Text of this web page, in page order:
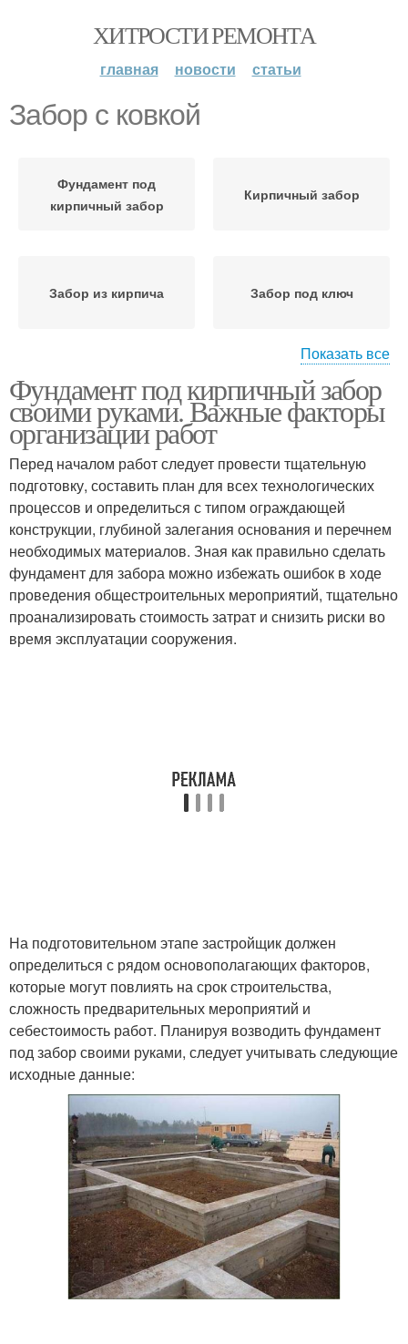
ХИТРОСТИ РЕМОНТА
главная новости статьи
Забор с ковкой
Фундамент под
кирпичный забор
Кирпичный забор
Забор из кирпича Забор под ключ
Кирпичные заборы Заборы с ковкой
Фундамент для забора
Показать все
Фундамент под кирпичный забор
своими руками. Важные факторы
организации работ
Перед началом работ следует провести тщательную
подготовку, составить план для всех технологических
процессов и определиться с типом ограждающей
конструкции, глубиной залегания основания и перечнем
необходимых материалов. Зная как правильно сделать
фундамент для забора можно избежать ошибок в ходе
проведения общестроительных мероприятий, тщательно
проанализировать стоимость затрат и снизить риски во
время эксплуатации сооружения.
На подготовительном этапе застройщик должен
определиться с рядом основополагающих факторов,
которые могут повлиять на срок строительства,
сложность предварительных мероприятий и
себестоимость работ. Планируя возводить фундамент
под забор своими руками, следует учитывать следующие
исходные данные: